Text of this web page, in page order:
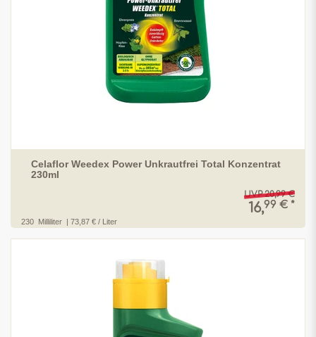
Celaflor Weedex Power Unkrautfrei Total Konzentrat
230ml
UVP 20,99 €
16,99 € *
230 Milliliter | 73,87 € / Liter